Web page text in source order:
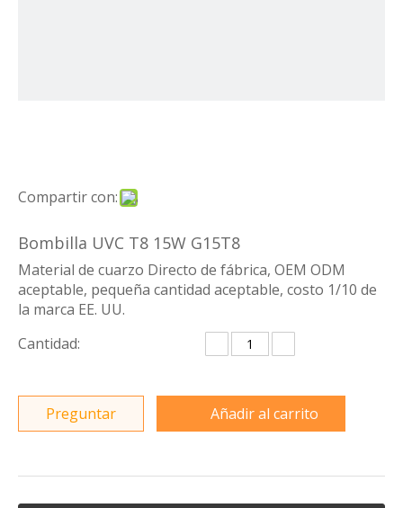
Compartir con:
Bombilla UVC T8 15W G15T8
Material de cuarzo Directo de fábrica, OEM ODM
aceptable, pequeña cantidad aceptable, costo 1/10 de
la marca EE. UU.
Cantidad:
Preguntar Añadir al carrito